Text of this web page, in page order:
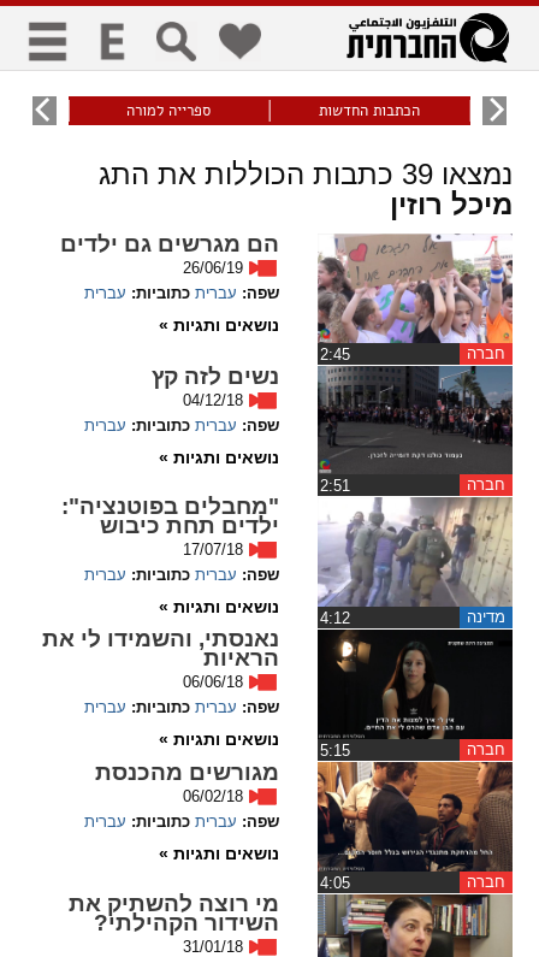
כללי
visibility_off
ביטול הבהובים
keyboard
ניווט מקלדת
title
סימון כותרות
זום
zoom_out
zoom_in
remove_circle_outline
Decrease font
add_circle_outline
Increase font
spellcheck
גופן קריא
ניגודיות צבעים
ניגודיות בהירה
brightness_low
ניגודיות כהה
קישורים
format_underlined
קו תחתי לקישורים
font_download
סימון קישורים
הכתבות החדשות ספרייה למורה עוני
נמצאו39 כתבות הכוללות את התג
מיכל רוזין
חברה
הם מגרשים גם ילדים
26/06/19
שפה: עברית כתוביות: עברית
נושאים ותגיות »
חברה
נשים לזה קץ
04/12/18
שפה: עברית כתוביות: עברית
נושאים ותגיות »
מדינה
"מחבלים בפוטנציה":
ילדים תחת כיבוש
17/07/18
שפה: עברית כתוביות: עברית
נושאים ותגיות »
חברה
נאנסתי, והשמידו לי את
הראיות
06/06/18
שפה: עברית כתוביות: עברית
נושאים ותגיות »
חברה
מגורשים מהכנסת
06/02/18
שפה: עברית כתוביות: עברית
נושאים ותגיות »
מי רוצה להשתיק את
השידור הקהילתי?
31/01/18